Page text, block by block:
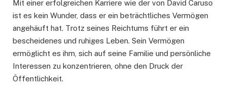
Mit einer erfolgreichen Karriere wie der von David Caruso
ist es kein Wunder, dass er ein beträchtliches Vermögen
angehäuft hat. Trotz seines Reichtums führt er ein
bescheidenes und ruhiges Leben. Sein Vermögen
ermöglicht es ihm, sich auf seine Familie und persönliche
Interessen zu konzentrieren, ohne den Druck der
Öffentlichkeit.